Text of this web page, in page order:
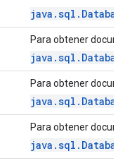
Para obtener
Para obtener
Para obtener